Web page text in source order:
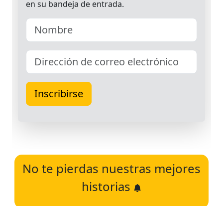
No te pierdas nuestras mejores
historias